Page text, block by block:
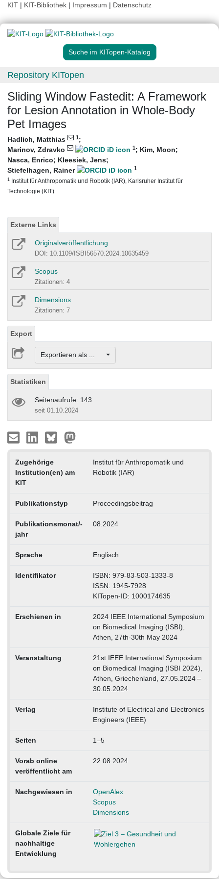
KIT | KIT-Bibliothek | Impressum | Datenschutz
Suche im KITopen-Katalog
Repository KITopen
Sliding Window Fastedit: A Framework
for Lesion Annotation in Whole-Body
Pet Images
Hadlich, Matthias 1;
Marinov, Zdravko
1; Kim, Moon;
Nasca, Enrico; Kleesiek, Jens;
Stiefelhagen, Rainer
1
1 Institut für Anthropomatik und Robotik (IAR), Karlsruher Institut für
Technologie (KIT)
Externe Links
Originalveröffentlichung
DOI: 10.1109/ISBI56570.2024.10635459
Scopus
Zitationen: 4
Dimensions
Zitationen: 7
Export
Exportieren als ...
Statistiken
Seitenaufrufe: 143
seit 01.10.2024
Zugehörige
Institution(en) am
KIT
Institut für Anthropomatik und
Robotik (IAR)
Publikationstyp Proceedingsbeitrag
Publikationsmonat/-
jahr
08.2024
Sprache Englisch
Identifikator
ISBN: 979-83-503-1333-8
ISSN: 1945-7928
KITopen-ID: 1000174635
Erschienen in
2024 IEEE International Symposium
on Biomedical Imaging (ISBI),
Athen, 27th-30th May 2024
Veranstaltung
21st IEEE International Symposium
on Biomedical Imaging (ISBI 2024),
Athen, Griechenland, 27.05.2024 –
30.05.2024
Verlag
Institute of Electrical and Electronics
Engineers (IEEE)
Seiten 1–5
Vorab online
veröffentlicht am
22.08.2024
Nachgewiesen in
OpenAlex
Scopus
Dimensions
Globale Ziele für
nachhaltige
Entwicklung